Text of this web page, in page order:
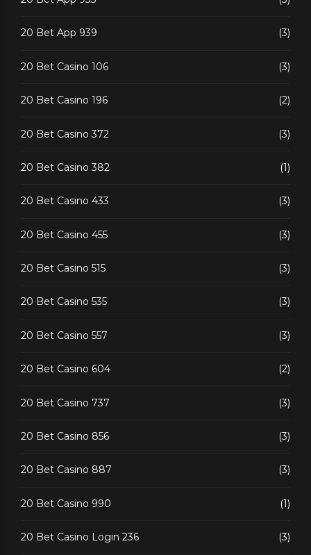
20 Bet App 939 (3)
20 Bet Casino 106 (3)
20 Bet Casino 196 (2)
20 Bet Casino 372 (3)
20 Bet Casino 382 (1)
20 Bet Casino 433 (3)
20 Bet Casino 455 (3)
20 Bet Casino 515 (3)
20 Bet Casino 535 (3)
20 Bet Casino 557 (3)
20 Bet Casino 604 (2)
20 Bet Casino 737 (3)
20 Bet Casino 856 (3)
20 Bet Casino 887 (3)
20 Bet Casino 990 (1)
20 Bet Casino Login 236 (3)